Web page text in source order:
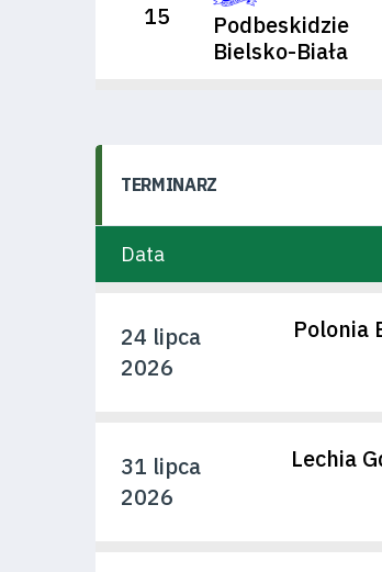
Fundacja
Biznes
Sponsorzy
Trybuny
15
Podbeskidzie
Bielsko-Biała
TERMINARZ
Data
24 lipca
2026
Polonia
31 lipca
2026
Lechia